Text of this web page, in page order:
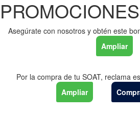
Asegúrate con nosotros y obtén este
Ampliar
Por la compra de tu SOAT, reclama
Ampliar